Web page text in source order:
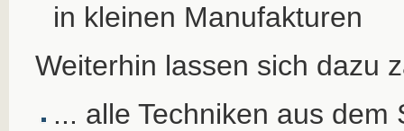
in kleinen Manufakturen
Weiterhin lassen sich dazu
... alle Techniken aus